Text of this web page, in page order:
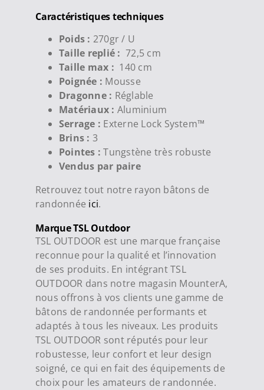
Caractéristiques techniques
Poids : 270gr / U
Taille replié : 72,5 cm
Taille max : 140 cm
Poignée : Mousse
Dragonne : Réglable
Matériaux : Aluminium
Serrage : Externe Lock System™
Brins : 3
Pointes : Tungstène très robuste
Vendus par paire
Retrouvez tout notre rayon bâtons de
randonnée ici.
Marque TSL Outdoor
TSL OUTDOOR est une marque française
reconnue pour la qualité et l’innovation
de ses produits. En intégrant TSL
OUTDOOR dans notre magasin MounterA,
nous offrons à vos clients une gamme de
bâtons de randonnée performants et
adaptés à tous les niveaux. Les produits
TSL OUTDOOR sont réputés pour leur
robustesse, leur confort et leur design
soigné, ce qui en fait des équipements de
choix pour les amateurs de randonnée.